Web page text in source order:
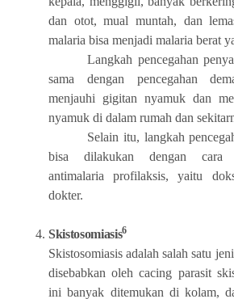
dan otot, mual muntah, dan
malaria bisa menjadi malaria berat
Langkah pencegahan
sama dengan pencegahan
menjauhi gigitan nyamuk dan
nyamuk di dalam rumah dan
Selain itu, langkah
bisa dilakukan dengan cara
antimalaria profilaksis, yaitu
dokter.
Skistosomiasis6
Skistosomiasis adalah salah satu
disebabkan oleh cacing parasit
ini banyak ditemukan di kolam,